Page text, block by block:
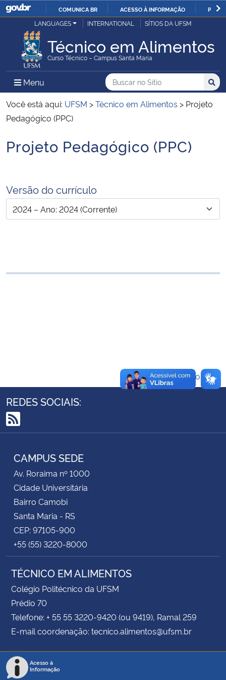
IR
O
COMUNICA BR ACESSO À INFORMAÇÃO
Ministério da Justiça e Segurança Pública
Ministério da Defesa
Ministério das Relações Exteriores
Ministério da Infraestrutura
Ministério da Educação
Controladoria-Geral da União
Secretaria-Geral
Secretaria de Governo
Gabinete de Segurança Institucional
Advocacia-Geral da União
LANGUAGES INTERNATIONAL SÍTIOS DA UFSM
Técnico em Alimentos
Curso Técnico – Campus Santa Maria
Menu Menu Principal do Sítio
Busca
Buscar no no Sítio
Busca:
Você está aqui: UFSM >Técnico em Alimentos > Projeto
Pedagógico (PPC)
Início do conteúdo
Projeto Pedagógico (PPC)
Versão do currículo
Voltar ao topo
REDES SOCIAIS:
RSS
CAMPUS SEDE
Av. Roraima nº 1000
Cidade Universitária
Bairro Camobi
Santa Maria - RS
CEP: 97105-900
+55 (55) 3220-8000
TÉCNICO EM ALIMENTOS
Colégio Politécnico da UFSM
Prédio 70
Telefone: + 55 55 3220-9420 (ou 9419), Ramal 259
E-mail coordenação: tecnico.alimentos@ufsm.br
Acesso à
Informação